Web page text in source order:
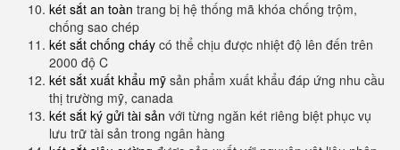
két sắt an toàn trang bị hệ thống mã khóa chống trộm,
chống sao chép
két sắt chống cháy có thể chịu được nhiệt độ lên đến trên
2000 độ C
két sắt xuất khẩu mỹ sản phẩm xuất khẩu đáp ứng nhu cầu
thị trường mỹ, canada
két sắt ký gửi tài sản với từng ngăn két riêng biệt phục vụ
lưu trữ tài sản trong ngân hàng